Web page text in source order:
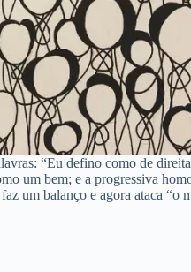
“Eu defino como de
um bem; e a progressiva
um balanço e agora ataca